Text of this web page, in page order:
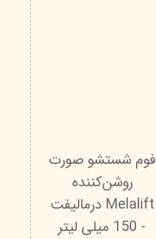
فوم شستشو صورت
روشن‌کننده
Melalift درمالیفت
- 150 میلی لیتر